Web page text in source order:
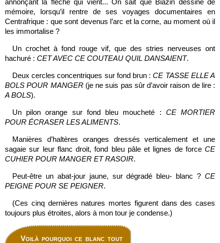
annonçant la flèche qui vient... On sait que Biazin dessine de
mémoire, lorsqu’il rentre de ses voyages documentaires en
Centrafrique : que sont devenus l’arc et la corne, au moment où il
les immortalise ?
Un crochet à fond rouge vif, que des stries nerveuses ont
hachuré : CET AVEC CE COUTEAU QUIL DANSAIENT.
Deux cercles concentriques sur fond brun :CE TASSE ELLE A
BOLS POUR MANGER(je ne suis pas sûr d’avoir raison de lire :
A BOLS).
Un pilon orange sur fond bleu moucheté : CE MORTIER
POUR ÉCRASER LES ALIMENTS.
Manières d’haltères oranges dressés verticalement et une
sagaie sur leur flanc droit, fond bleu pâle et lignes de force CE
CUHIER POUR MANGER ET RASOIR.
Peut-être un abat-jour jaune, sur dégradé bleu- blanc ? CE
PEIGNE POUR SE PEIGNER.
(Ces cinq dernières natures mortes figurent dans des cases
toujours plus étroites, alors à mon tour je condense.)
Voilà pourquoi ce blanc tout